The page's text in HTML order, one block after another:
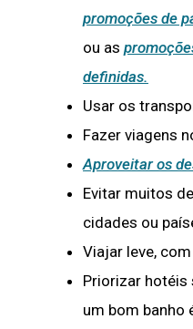
promoções de
ou as
definidas.
Usar os
Fazer viagens
Aproveitar os
Evitar muitos
cidades ou
Viajar leve,
Priorizar hotéis
um bom banho